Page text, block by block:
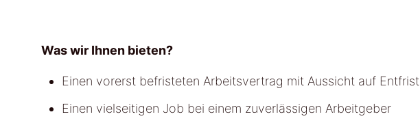
Was wir Ihnen bieten?
Einen vorerst befristeten Arbeitsvertrag mit Aussicht auf
Einen vielseitigen Job bei einem zuverlässigen Arbeitgeber